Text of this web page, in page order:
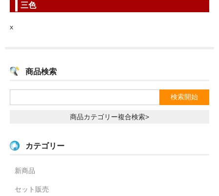
三色
x
商品検索
商品カテゴリー複合検索>
カテゴリー
新商品
セット販売